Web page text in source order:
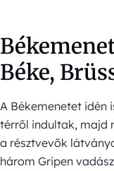
Béke,
A Békemenetet idén
térről indultak, majd
a résztvevők
három Gripen